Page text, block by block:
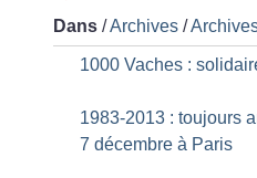
Dans /Archives /
1000 Vaches :
1983-2013 : toujours
7 décembre à Paris